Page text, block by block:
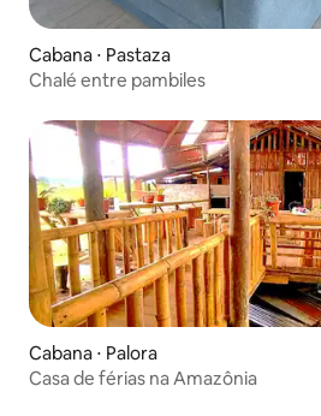
Cabana ⋅ Pastaza
Chalé entre pambiles
Cabana ⋅ Palora
Casa de férias na Amazônia